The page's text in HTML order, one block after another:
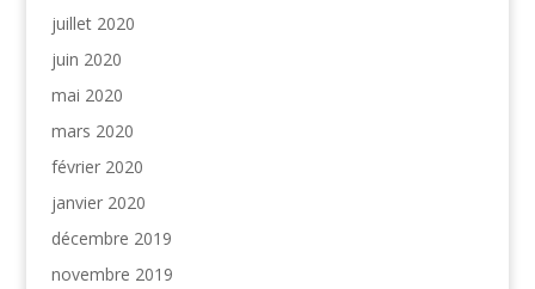
juillet 2020
juin 2020
mai 2020
mars 2020
février 2020
janvier 2020
décembre 2019
novembre 2019